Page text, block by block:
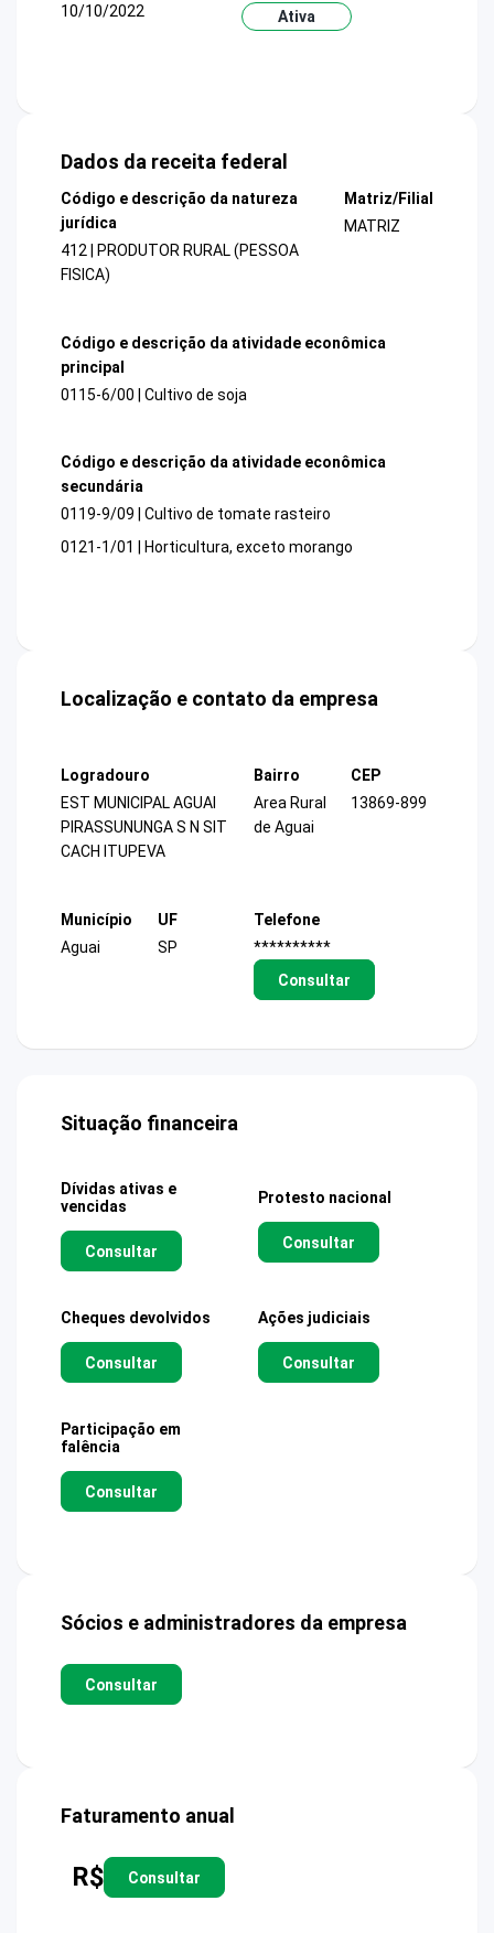
10/10/2022
Ativa
Dados da receita federal
Código e descrição da natureza
jurídica
412 | PRODUTOR RURAL (PESSOA
FISICA)
Matriz/Filial
MATRIZ
Código e descrição da atividade econômica
principal
0115-6/00 | Cultivo de soja
Código e descrição da atividade econômica
secundária
0119-9/09 | Cultivo de tomate rasteiro
0121-1/01 | Horticultura, exceto morango
Localização e contato da empresa
Logradouro
EST MUNICIPAL AGUAI
PIRASSUNUNGA S N SIT
CACH ITUPEVA
Bairro
Area Rural
de Aguai
CEP
13869-899
Município
Aguai
UF
SP
Telefone
**********
Consultar
Situação financeira
Dívidas ativas e
vencidas
Consultar
Protesto nacional
Consultar
Cheques devolvidos
Consultar
Ações judiciais
Consultar
Participação em
falência
Consultar
Sócios e administradores da empresa
Consultar
Faturamento anual
R$ Consultar